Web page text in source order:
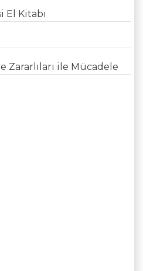
El Kitabı​​
Zararlıları ile Mücadele